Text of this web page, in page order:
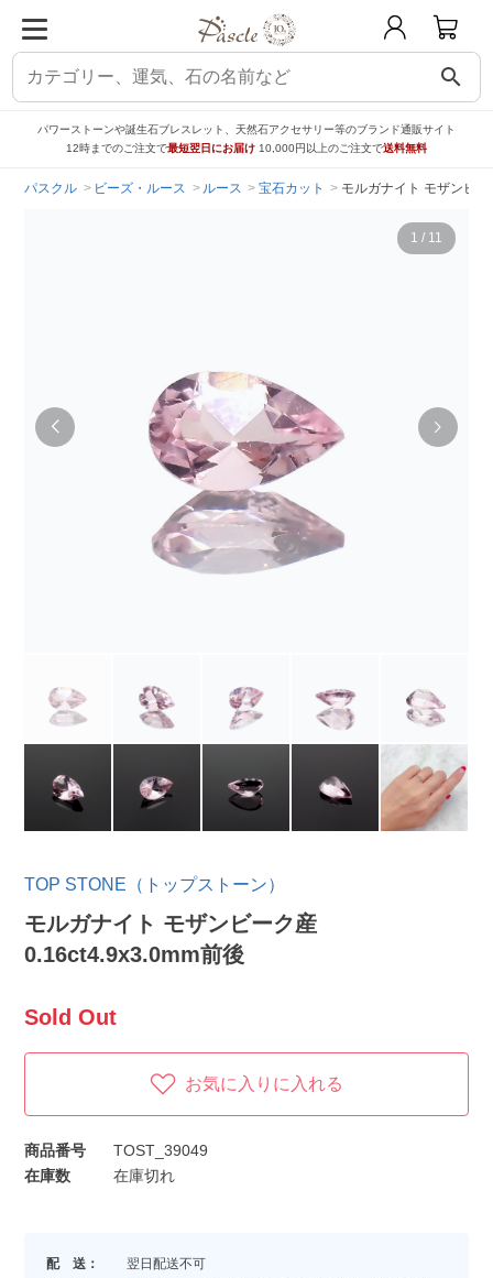
search
パワーストーンや誕生石ブレスレット、天然石アクセサリー等のブランド通販サイト
12時までのご注文で最短翌日にお届け 10,000円以上のご注文で送料無料
パスクル ビーズ・ルース ルース 宝石カット モルガナイト モザンビ
1 / 11
TOP STONE（トップストーン）
モルガナイト モザンビーク産
0.16ct4.9x3.0mm前後
Sold Out
お気に入りに入れる
商品番号
TOST_39049
在庫数
在庫切れ
配 送：
翌日配送不可